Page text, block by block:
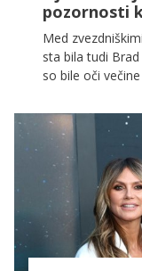
pozornosti
Med
sta bila tudi
so bile oči
sta z nežnimi
pokazala, da